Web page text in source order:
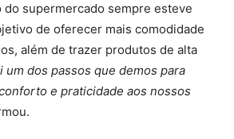
do supermercado sempre esteve
de oferecer mais comodidade
além de trazer produtos de alta
um dos passos que demos para
e praticidade aos nossos